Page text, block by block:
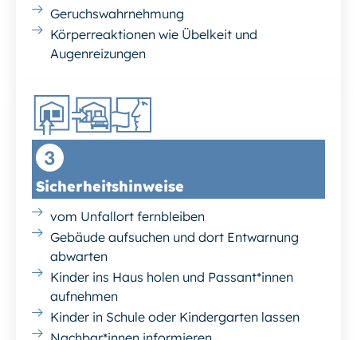
Geruchswahrnehmung
Körperreaktionen wie Übelkeit und
Augenreizungen
Sicherheitshinweise
vom Unfallort fernbleiben
Gebäude aufsuchen und dort Entwarnung
abwarten
Kinder ins Haus holen und Passant*innen
aufnehmen
Kinder in Schule oder Kindergarten lassen